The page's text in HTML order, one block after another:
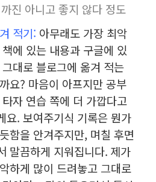
까진 아니고 좋지 않다 정도
적기: 아무래도 가장 최악
에 있는 내용과 구글에 있
대로 블로그에 옮겨 적는
요? 마음이 아프지만 공부
자 연습 쪽에 더 가깝다고
요. 보여주기식 기록은 뭔가
함을 안겨주지만, 며칠 후면
말끔하게 지워집니다. 제가
하게 많이 드려놓고 그대로